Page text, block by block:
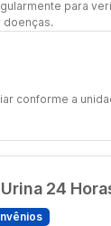
para
doenças.
conforme a
24